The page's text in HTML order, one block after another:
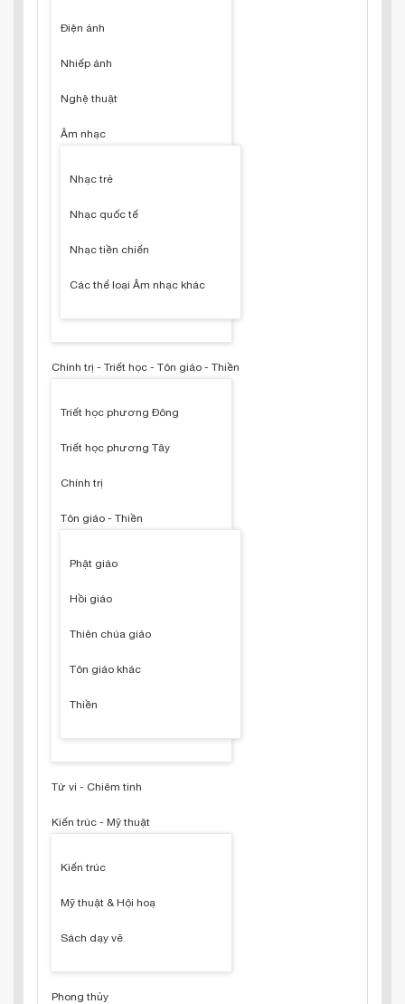
Điện ảnh
Nhiếp ảnh
Nghệ thuật
Âm nhạc
Nhạc trẻ
Nhạc quốc tế
Nhạc tiền chiến
Các thể loại Âm nhạc khác
Chính trị - Triết học - Tôn giáo - Thiền
Triết học phương Đông
Triết học phương Tây
Chính trị
Tôn giáo - Thiền
Phật giáo
Hồi giáo
Thiên chúa giáo
Tôn giáo khác
Thiền
Tử vi - Chiêm tinh
Kiến trúc - Mỹ thuật
Kiến trúc
Mỹ thuật & Hội hoạ
Sách dạy vẽ
Phong thủy